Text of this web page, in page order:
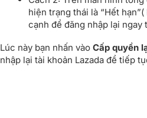
hiện trạng thái là “Hết
cạnh để đăng nhập lại ngay
Lúc này bạn nhấn vào Cấp quyền
nhập lại tài khoản Lazada để tiếp